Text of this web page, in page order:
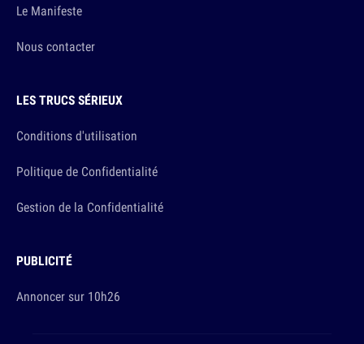
Le Manifeste
Nous contacter
LES TRUCS SÉRIEUX
Conditions d'utilisation
Politique de Confidentialité
Gestion de la Confidentialité
PUBLICITÉ
Annoncer sur 10h26